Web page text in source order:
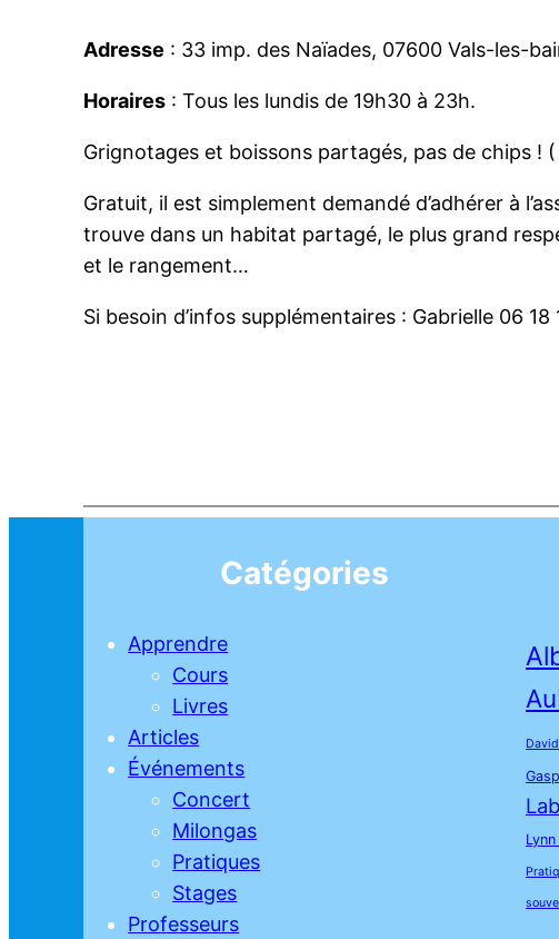
Adresse : 33 imp. des Naïades, 07600 Vals-les-
Horaires : Tous les lundis de 19h30 à 23h.
Grignotages et boissons partagés, pas de chips !
Gratuit, il est simplement demandé d’adhérer à
trouve dans un habitat partagé, le plus grand
et le rangement…
Si besoin d’infos supplémentaires : Gabrielle 06 18
Catégories
Apprendre
Cours
Livres
Articles
Événements
Concert
Milongas
Pratiques
Stages
Professeurs